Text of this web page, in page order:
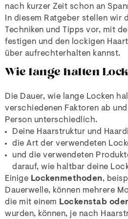
nach kurzer Zeit schon an
In diesem Ratgeber stellen wir
Techniken und Tipps vor, mit
festigen und den lockigen
über aufrechterhalten kannst.
Wie lange halten
Die Dauer, wie lange Locken
verschiedenen Faktoren ab
Person unterschiedlich.
Deine Haarstruktur und
die Art der verwendeten
und die verwendeten
darauf, wie haltbar deine
Einige Lockenmethoden,
Dauerwelle, können mehrere
die mit einem Lockenstab
wurden, können, je nach